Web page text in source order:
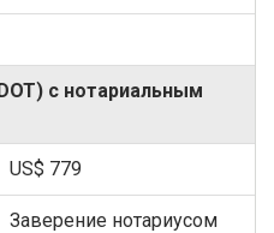
с нотариальным
US$ 779
Заверение нотариусом